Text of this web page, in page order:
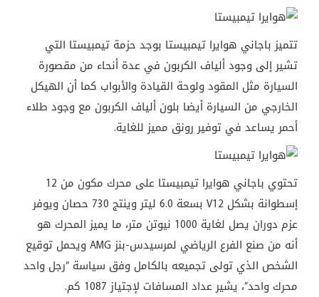
تتميز باجاني هوايرا تيمبيستا بوجد حزمة تيمبيستا التي
تشير إلى وجود ألياف الكربون في عدة أنحاء من مقصورة
السيارة مثل المقود ولوحة القيادة والأبواب كما أن الهيكل
الخارجي من السيارة أيضا بلون ألياف الكربون مع وجود طلاء
أحمر يساعد في توفير رونق مميز للغاية.
تحتوي باجاني هوايرا تيمبيستا على محرك مكون من 12
إسطوانة بشكل V12 بسعة 6.0 ليتر وينتج 730 حصان ويوفر
عزم دوران يصل لغاية 1000 نيوتن متر، ما يميز المحرك هو
أنه من صنع الفرع الرياضي لمرسيدس-بنز AMG ويحمل توقيع
الشخص الذي تولى تجميعه بالكامل وفق سياسة “رجل واحد
محرك واحد”، يشير عداد المسافات لإجتياز 1087 كم.